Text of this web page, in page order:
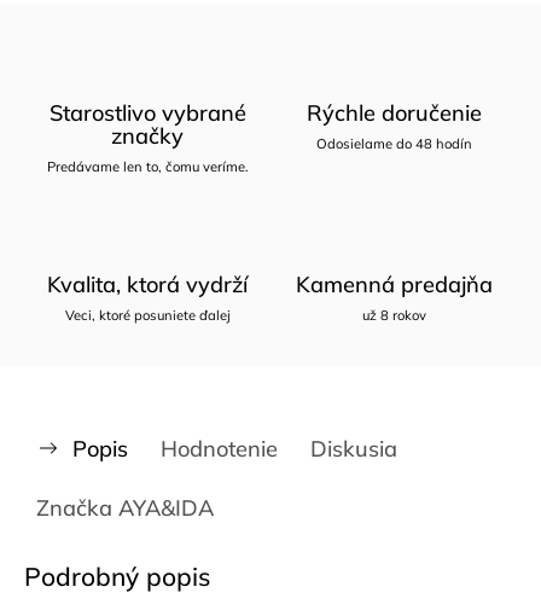
Starostlivo vybrané
značky
Predávame len to, čomu veríme.
Rýchle doručenie
Odosielame do 48 hodín
Kvalita, ktorá vydrží
Veci, ktoré posuniete ďalej
Kamenná predajňa
už 8 rokov
Popis Hodnotenie Diskusia
Značka AYA&IDA
Podrobný popis